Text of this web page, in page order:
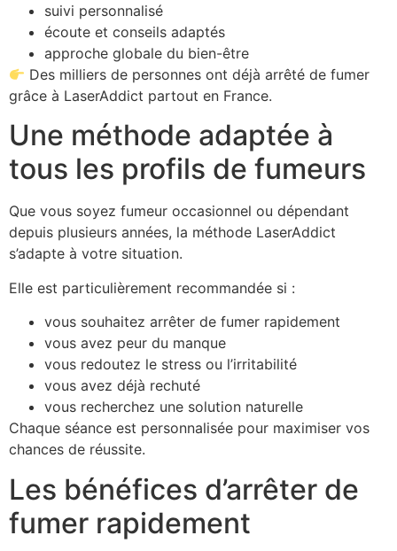
suivi personnalisé
écoute et conseils adaptés
approche globale du bien-être
Des milliers de personnes ont déjà arrêté de fumer
grâce à LaserAddict partout en France.
Une méthode adaptée à
tous les profils de fumeurs
Que vous soyez fumeur occasionnel ou dépendant
depuis plusieurs années, la méthode LaserAddict
s’adapte à votre situation.
Elle est particulièrement recommandée si :
vous souhaitez arrêter de fumer rapidement
vous avez peur du manque
vous redoutez le stress ou l’irritabilité
vous avez déjà rechuté
vous recherchez une solution naturelle
Chaque séance est personnalisée pour maximiser vos
chances de réussite.
Les bénéfices d’arrêter de
fumer rapidement